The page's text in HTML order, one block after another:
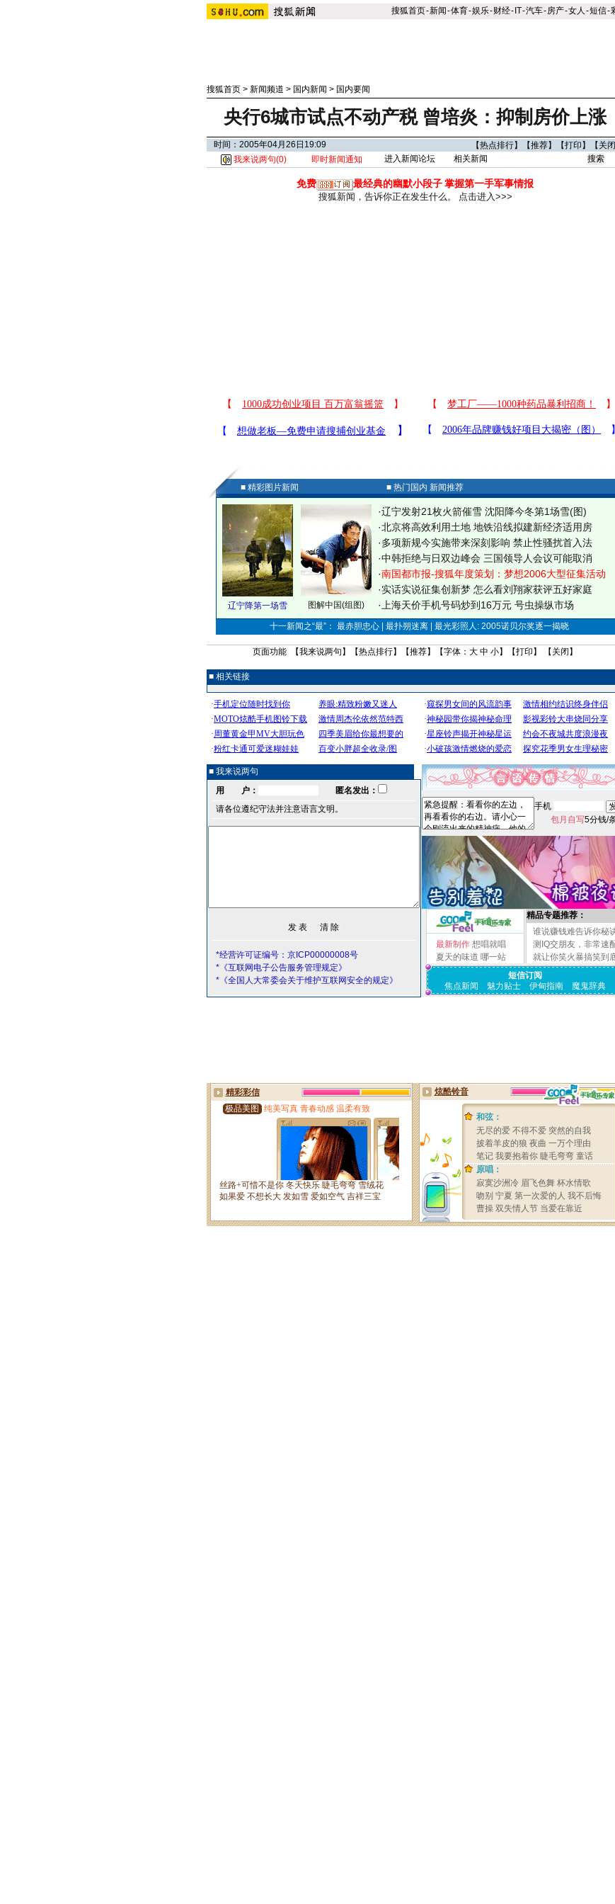
搜狐首页-新闻-体育-娱乐-财经- IT-汽车-房产-女人 -短信-
搜狐首页> 新闻频道 > 国内新闻 > 国内要闻
央行6城市试点不动产税 曾培炎：抑制房价上涨
时间：2005年04月26日19:09 【热点排行】【推荐】【打印 】【 关闭
我来说两句(0) 即时新闻通知 进入新闻论坛 相关新闻
免费 最经典的幽默小段子掌握第一手军事情报
搜狐新闻，告诉你正在发生什么。 点击进入>>>
■ 精彩图片新闻 ■ 热门国内 新闻推荐
辽宁降第一场雪 图解中国(组图)
·辽宁发射21枚火箭催雪 沈阳降今冬第1场雪(图)
·北京将高效利用土地 地铁沿线拟建新经济适用房
·多项新规今实施带来深刻影响 禁止性骚扰首入法
·中韩拒绝与日双边峰会 三国领导人会议可能取消
·南国都市报-搜狐年度策划：梦想2006大型征集活动
·实话实说征集创新梦 怎么看刘翔家获评五好家庭
· 上海天价手机号码炒到16万元 号虫操纵市场
十一新闻之“最”： 最赤胆忠心 | 最扑朔迷离 | 最光彩照人: 2005诺贝尔奖逐一揭晓
页面功能 【我来说两句 】【热点排行】【推荐】【字体： 大 中 小】【打印 】 【 关闭 】
■ 相关链接
■ 我来说两句
用 户：
匿名发出：
请各位遵纪守法并注意语言文明。
*经营许可证编号：京ICP00000008号
*《互联网电子公告服务管理规定》
*《全国人大常委会关于维护互联网安全的规定》
手机
包月自写5分钱/
最新制作 想唱就唱
夏天的味道 哪一站
精品专题推荐：
谁说赚钱难告诉你秘
测IQ交朋友，非常速
就让你笑火暴搞笑到
短信订阅
焦点新闻
魅力贴士 伊甸指南 魔鬼辞典